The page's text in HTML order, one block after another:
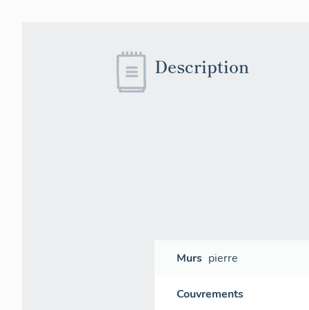
Description
Murs pierre
Couvrements